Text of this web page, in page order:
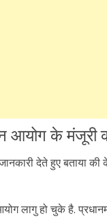
आयोग के मंजूरी
देते हुए बताया की
लागु हो चुके है.